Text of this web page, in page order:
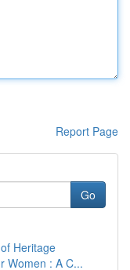
Report Page
Go
Heritage
Women : A C...